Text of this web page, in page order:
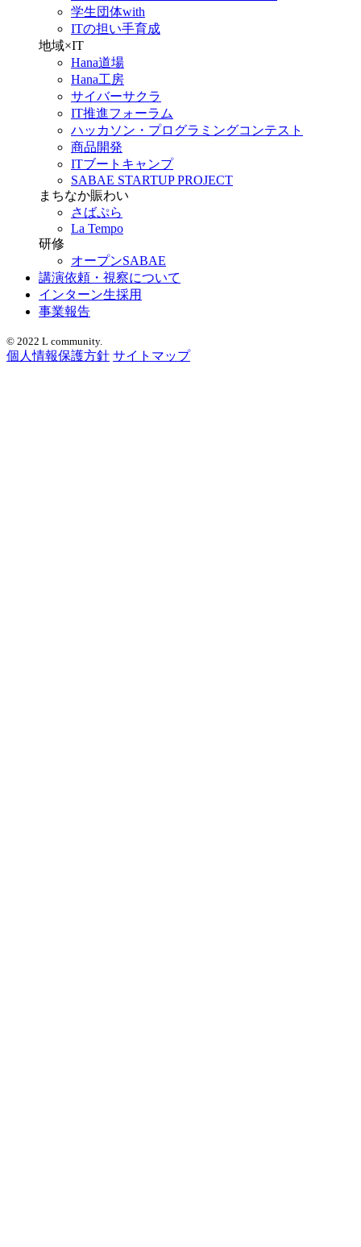
学生団体with
ITの担い手育成
地域×IT
Hana道場
Hana工房
サイバーサクラ
IT推進フォーラム
ハッカソン・プログラミングコンテスト
商品開発
ITブートキャンプ
SABAE STARTUP PROJECT
まちなか賑わい
さばぷら
La Tempo
研修
オープンSABAE
講演依頼・視察について
インターン生採用
事業報告
© 2022 L community.
個人情報保護方針 サイトマップ